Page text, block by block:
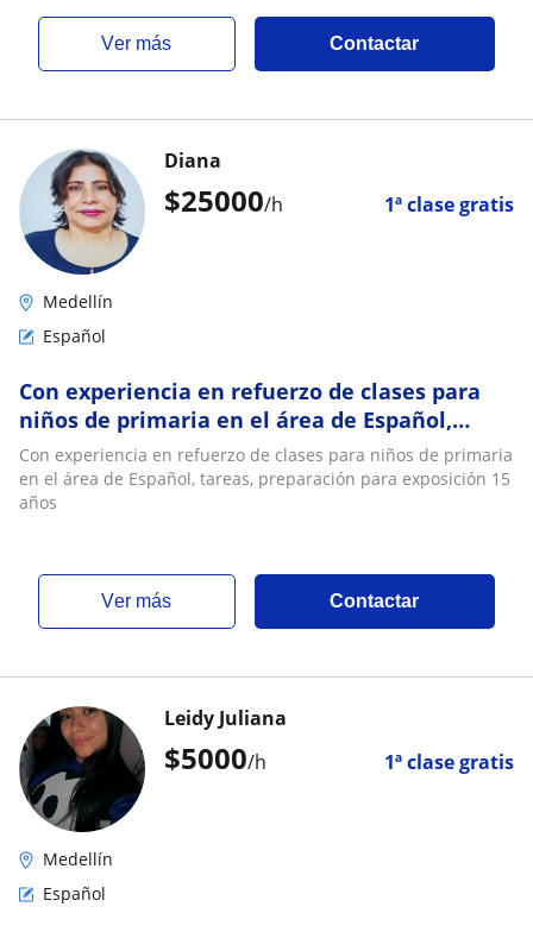
ver más Contactar
$25000/h 1ª clase gratis
Diana
Medellín
Español
Con experiencia en refuerzo de clases para
niños de primaria en el área de Español,
tareas, preparación para exposición 15 años
Con experiencia en refuerzo de clases para niños de primaria
en el área de Español, tareas, preparación para exposición 15
años
ver más Contactar
$5000/h 1ª clase gratis
Leidy Juliana
Medellín
Español